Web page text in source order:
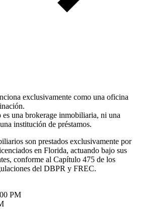
exclusivamente como una oficina
una brokerage inmobiliaria, ni una
institución de préstamos.
son prestados exclusivamente por
en Florida, actuando bajo sus
conforme al Capítulo 475 de los
del DBPR y FREC.
PM